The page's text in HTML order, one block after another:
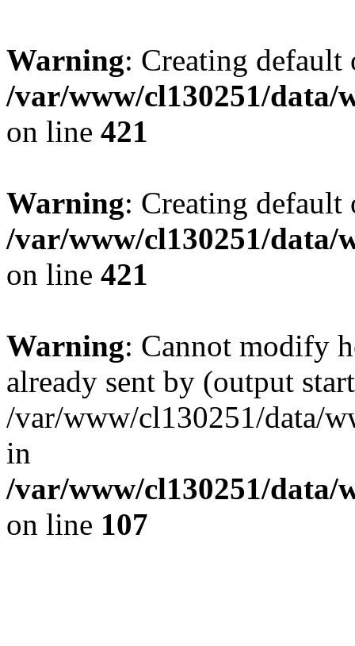
Warning: Creating
/var/www/cl130251/data/
on line 421
Warning: Creating
/var/www/cl130251/data/
on line 421
Warning: Cannot modify
already sent by (output
/var/www/cl130251/data/
in
/var/www/cl130251/data/
on line 107